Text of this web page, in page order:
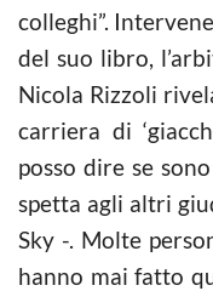
colleghi”.
del suo libro,
Nicola Rizzoli
carriera di
posso dire se
spetta agli altri
Sky -. Molte
hanno mai fatto